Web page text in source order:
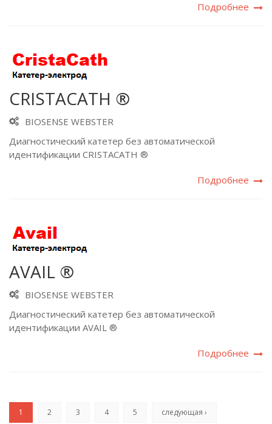
Подробнее
CRISTACATH ®
BIOSENSE WEBSTER
Диагностический катетер без автоматической
идентификации CRISTACATH ®
Подробнее
AVAIL ®
BIOSENSE WEBSTER
Диагностический катетер без автоматической
идентификации AVAIL ®
Подробнее
1 2 3 4 5 следующая ›